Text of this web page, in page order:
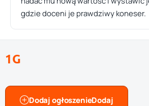
gdzie doceni je prawdziwy koneser.
1G
Dodaj ogłoszenie